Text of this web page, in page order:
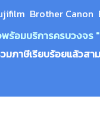
Brother Canon
ร้อมบริการครบวงจร "
มภาษีเรียบร้อยแล้วส